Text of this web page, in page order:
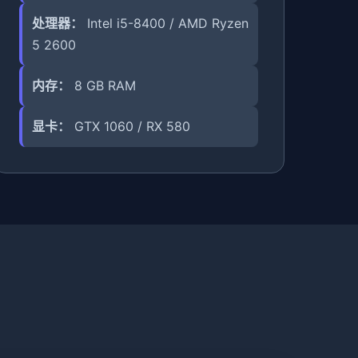
处理器：
Intel i5-8400 / AMD Ryzen
5 2600
内存： 8 GB RAM
显卡： GTX 1060 / RX 580